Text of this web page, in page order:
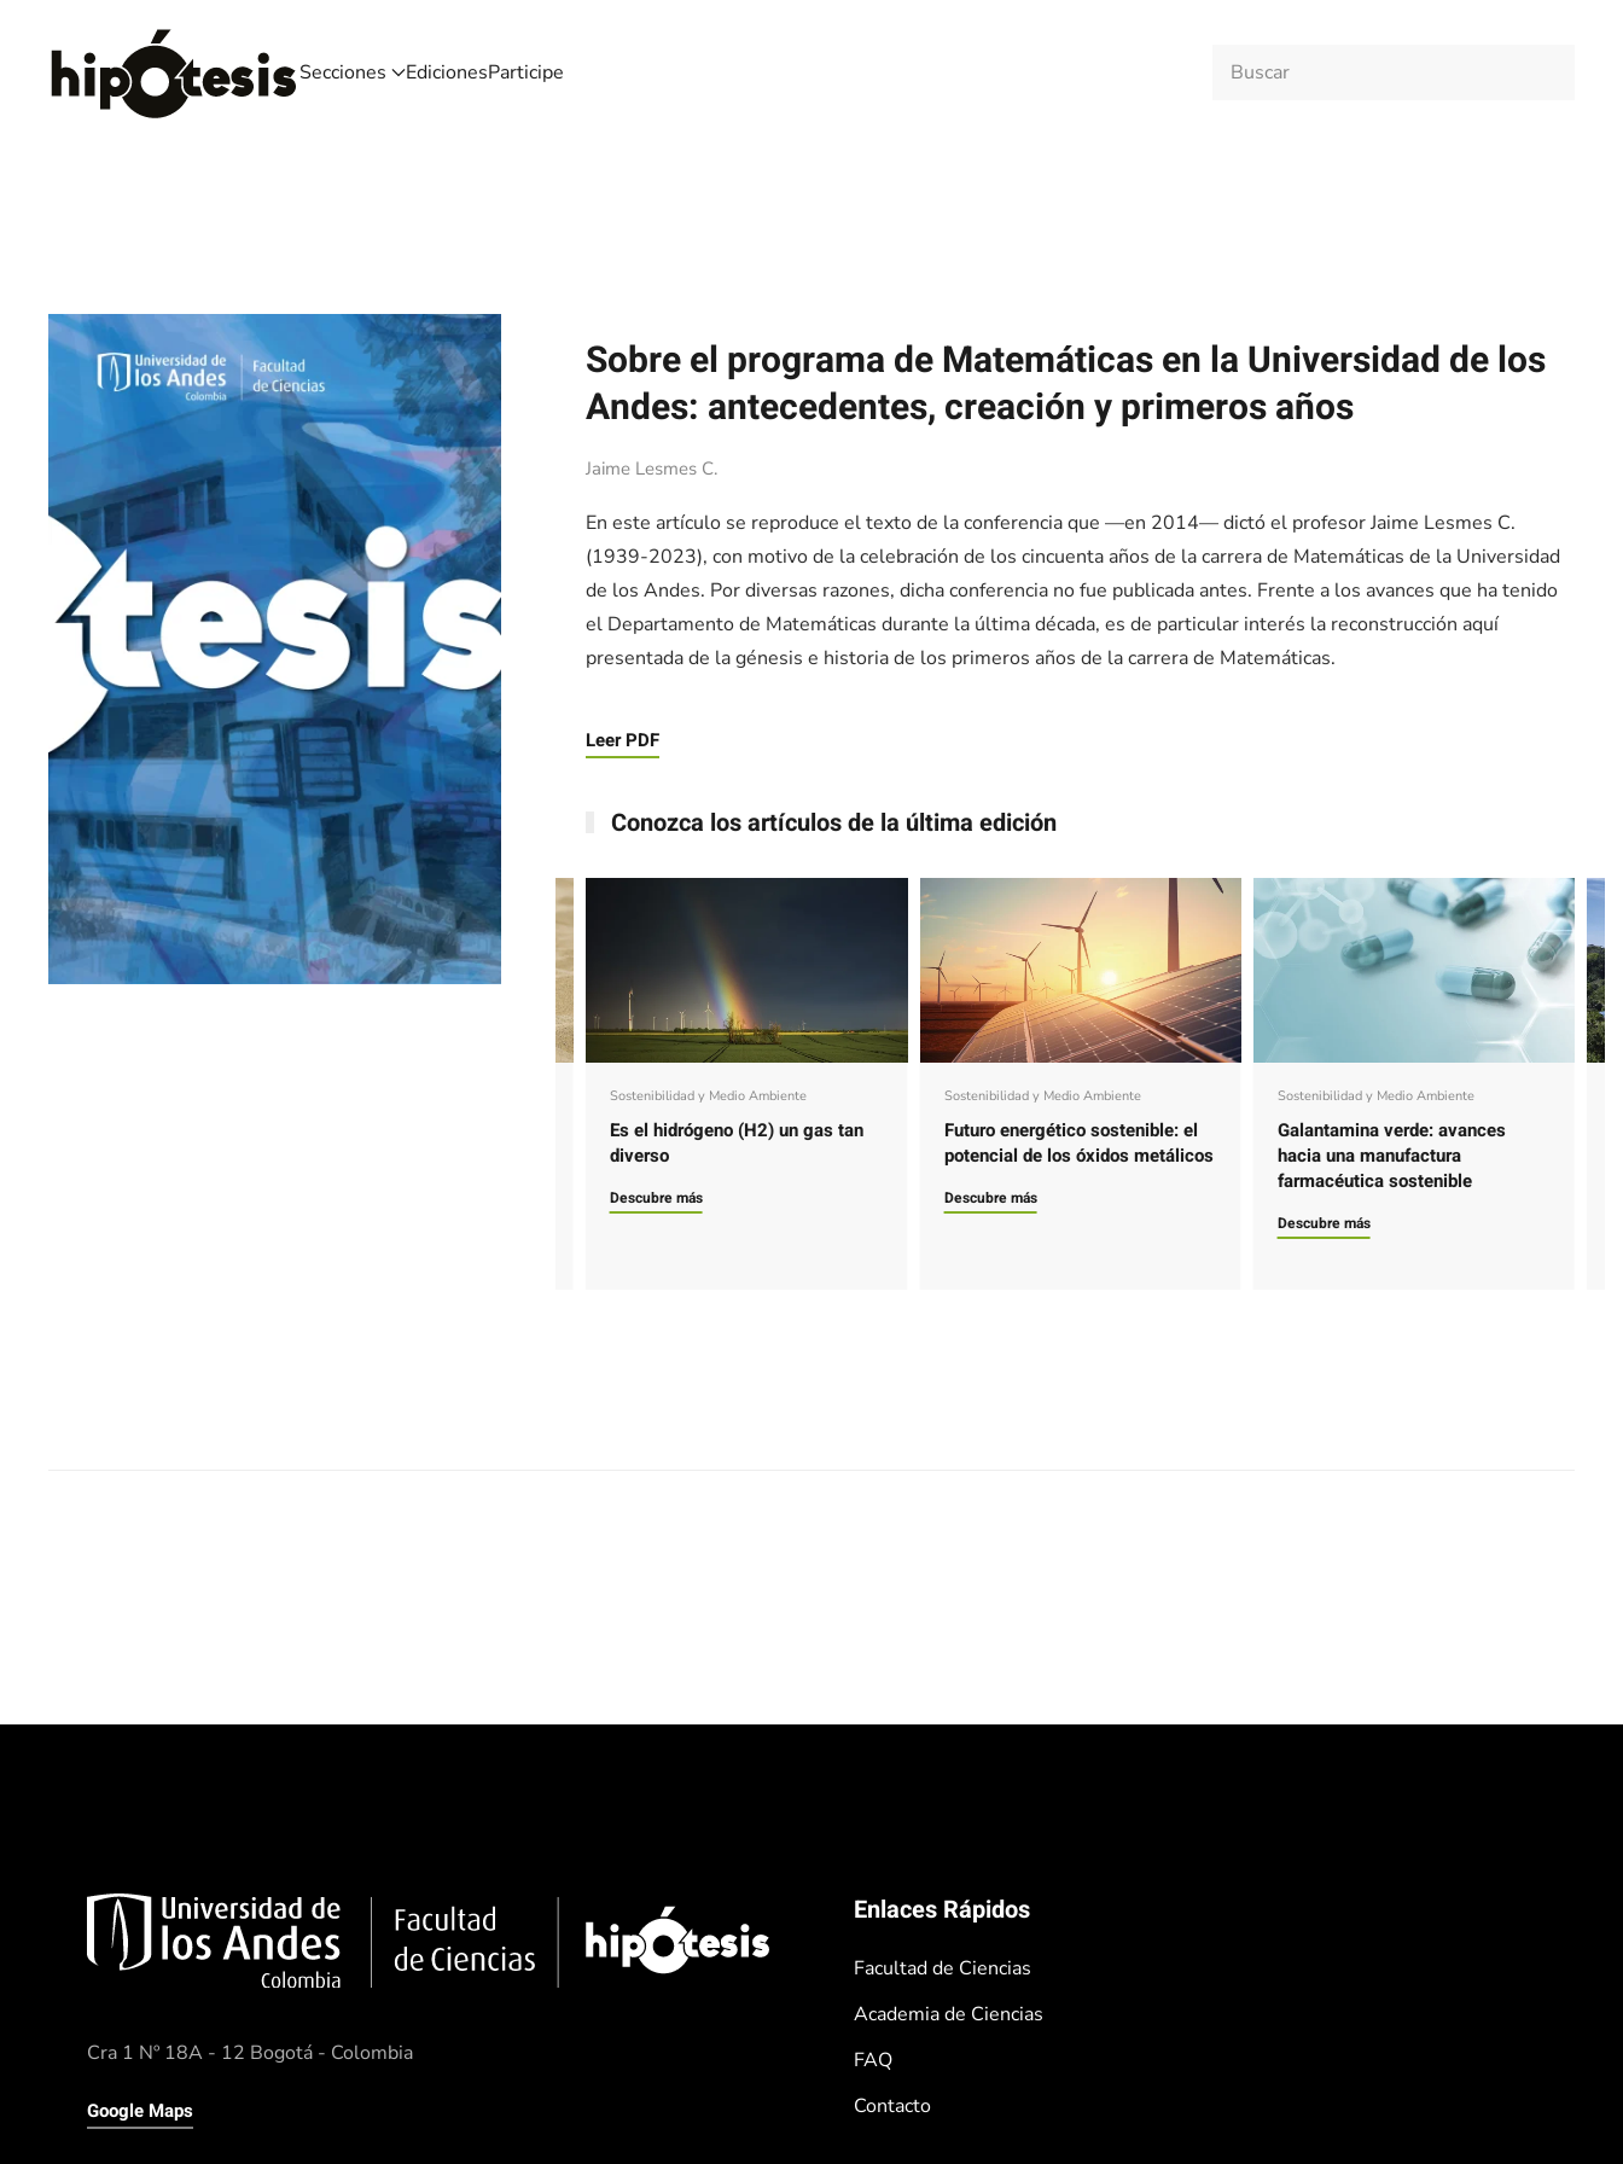
Skip to main content Secciones EdicionesParticipe
Sobre el programa de Matemáticas en la Universidad de los
Andes: antecedentes, creación y primeros años
Jaime Lesmes C.
En este artículo se reproduce el texto de la conferencia que —en 2014— dictó el profesor Jaime Lesmes C.
(1939-2023), con motivo de la celebración de los cincuenta años de la carrera de Matemáticas de la Universidad
de los Andes. Por diversas razones, dicha conferencia no fue publicada antes. Frente a los avances que ha tenido
el Departamento de Matemáticas durante la última década, es de particular interés la reconstrucción aquí
presentada de la génesis e historia de los primeros años de la carrera de Matemáticas.
Leer PDF
Conozca los artículos de la última edición
Sostenibilidad y Medio Ambiente
Es el hidrógeno (H2) un gas tan
diverso
Descubre más
Sostenibilidad y Medio Ambiente
Futuro energético sostenible: el
potencial de los óxidos metálicos
Descubre más
Sostenibilidad y Medio Ambiente
Galantamina verde: avances
hacia una manufactura
farmacéutica sostenible
Descubre más
Cra 1 Nº 18A - 12 Bogotá - Colombia
Google Maps
Enlaces Rápidos
Facultad de Ciencias
Academia de Ciencias
FAQ
Contacto